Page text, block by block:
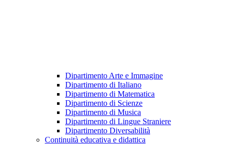
Dipartimento Arte e Immagine
Dipartimento di Italiano
Dipartimento di Matematica
Dipartimento di Scienze
Dipartimento di Musica
Dipartimento di Lingue Straniere
Dipartimento Diversabilità
Continuità educativa e didattica